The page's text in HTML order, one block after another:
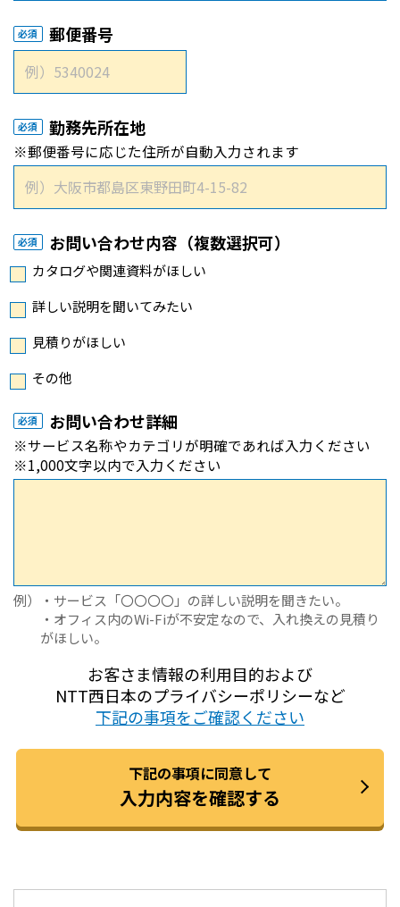
必須 郵便番号
必須 勤務先所在地
※郵便番号に応じた住所が自動入力されます
必須 お問い合わせ内容（複数選択可）
カタログや関連資料がほしい
詳しい説明を聞いてみたい
見積りがほしい
その他
必須 お問い合わせ詳細
※サービス名称やカテゴリが明確であれば入力ください
※1,000文字以内で入力ください
例）・サービス「〇〇〇〇」の詳しい説明を聞きたい。
・オフィス内のWi-Fiが不安定なので、入れ換えの見積り
がほしい。
お客さま情報の利用目的および
NTT西日本のプライバシーポリシーなど
下記の事項をご確認ください
下記の事項に同意して
入力内容を確認する